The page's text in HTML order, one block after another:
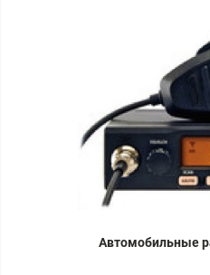
Автомобильные